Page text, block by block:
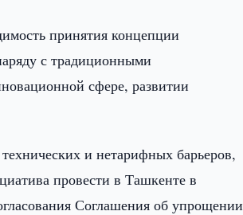
принятия концепции
с традиционными
сфере, развитии
и нетарифных барьеров,
провести в Ташкенте в
Соглашения об упрощении